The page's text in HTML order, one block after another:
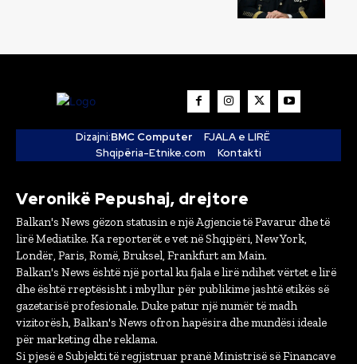
Dizajni:BMC Computer
FJALA e LIRË
Shqipëria-Etnike.com
Kontakti
Veronikë Pepushaj, drejtore
Balkan's News gëzon statusin e një Agjencie të Pavarur dhe të
lirë Mediatike. Ka reporterët e vet në Shqipëri, New York,
Londër, Paris, Romë, Bruksel, Frankfurt am Main.
Balkan's News është një portal ku fjala e lirë ndihet vërtet e lirë
dhe është rreptësisht i mbyllur për publikime jashtë etikës së
gazetarisë profesionale. Duke patur një numër të madh
vizitorësh, Balkan's News ofron hapësira dhe mundësi ideale
për marketing dhe reklama.
Si pjesë e Subjekti të regjistruar pranë Ministrisë së Financave